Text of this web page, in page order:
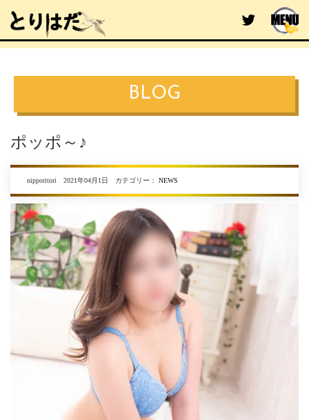
BLOG
ポッポ～♪
nipporitori 2021年04月1日 カテゴリー： NEWS